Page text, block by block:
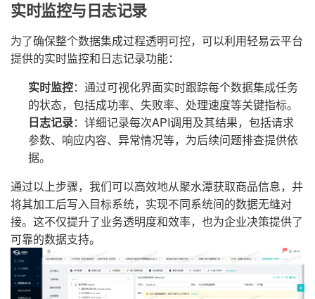
实时监控与日志记录
为了确保整个数据集成过程透明可控，可以利用轻易云平台
提供的实时监控和日志记录功能：
实时监控：通过可视化界面实时跟踪每个数据集成任务
的状态，包括成功率、失败率、处理速度等关键指标。
日志记录：详细记录每次API调用及其结果，包括请求
参数、响应内容、异常情况等，为后续问题排查提供依
据。
通过以上步骤，我们可以高效地从聚水潭获取商品信息，并
将其加工后写入目标系统，实现不同系统间的数据无缝对
接。这不仅提升了业务透明度和效率，也为企业决策提供了
可靠的数据支持。